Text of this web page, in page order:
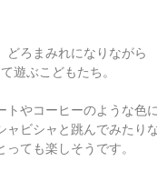
どろまみれになりながら
遊ぶこどもたち。
トやコーヒーのような色
ャビシャと跳んでみたり
っても楽しそうです。